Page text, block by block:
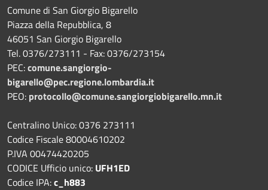
Comune di San Giorgio Bigarello
Piazza della Repubblica, 8
46051 San Giorgio Bigarello
Tel. 0376/273111 - Fax: 0376/273154
PEC:comune.sangiorgio-
bigarello@pec.regione.lombardia.it
PEO: protocollo@comune.sangiorgiobigarello.mn.it
Centralino Unico: 0376 273111
Codice Fiscale 80004610202
P.IVA 00474420205
CODICE Ufficio unico: UFH1ED
Codice IPA:c_h883